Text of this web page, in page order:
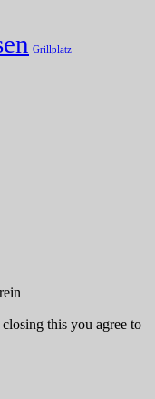
Grillplatz
this you agree to